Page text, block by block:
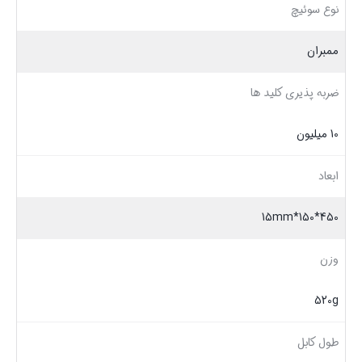
نوع سوئیچ
ممبران
ضربه پذیری کلید ها
10 میلیون
ابعاد
450*150*15mm
وزن
520g
طول کابل